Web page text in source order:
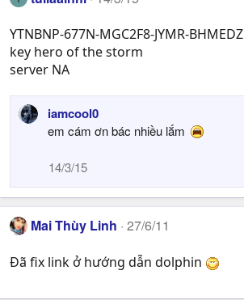
YTNBNP-677N-MGC2F8-JYMR-BHMEDZ
key hero of the storm
server NA
iamcool0
em cám ơn bác nhiều lắm
14/3/15
Mai Thùy Linh 27/6/11
Đã fix link ở hướng dẫn dolphin